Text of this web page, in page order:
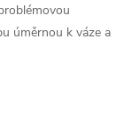
úměrnou k váze a